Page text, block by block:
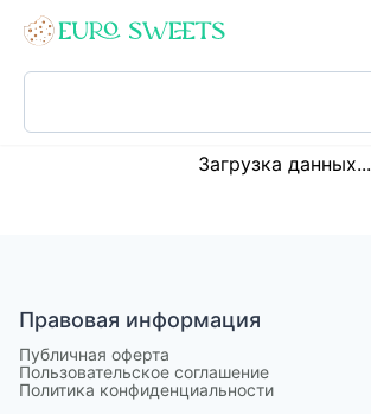
Loading...
Загрузка данных...
Правовая информация
Публичная оферта
Пользовательское соглашение
Политика конфиденциальности